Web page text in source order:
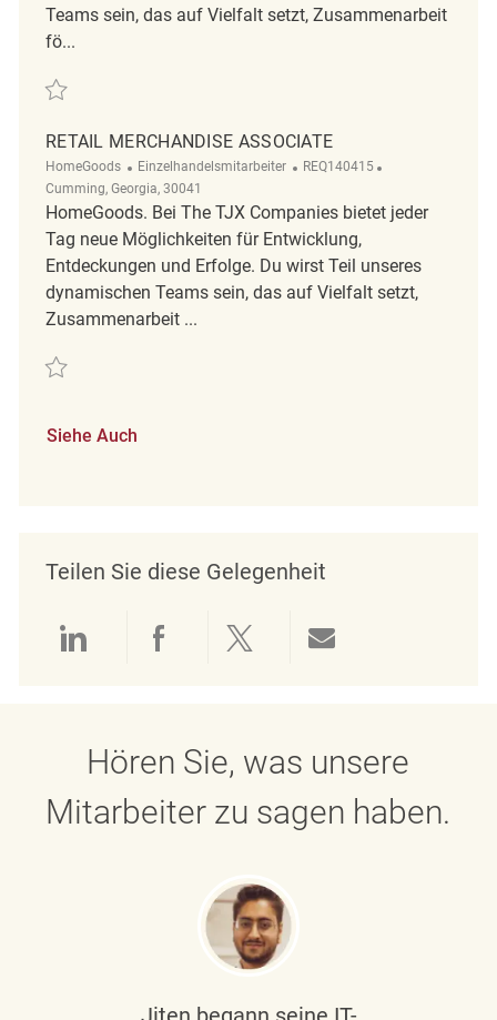
Teams sein, das auf Vielfalt setzt, Zusammenarbeit
fö...
Retten RETAIL MERCHANDISE ASSOCIATE REQ136601
RETAIL MERCHANDISE ASSOCIATE
HomeGoods Kategorie
Einzelhandelsmitarbeiter ReqId
REQ140415
Cumming, Georgia, 30041
HomeGoods. Bei The TJX Companies bietet jeder
Tag neue Möglichkeiten für Entwicklung,
Entdeckungen und Erfolge. Du wirst Teil unseres
dynamischen Teams sein, das auf Vielfalt setzt,
Zusammenarbeit ...
Retten Retail Merchandise Associate REQ140415
Siehe Auch
Teilen Sie diese Gelegenheit
Über LinkedIn teilen
Über Facebook teilen
Über Twitter teilen
Hören Sie, was unsere
Mitarbeiter zu sagen haben.